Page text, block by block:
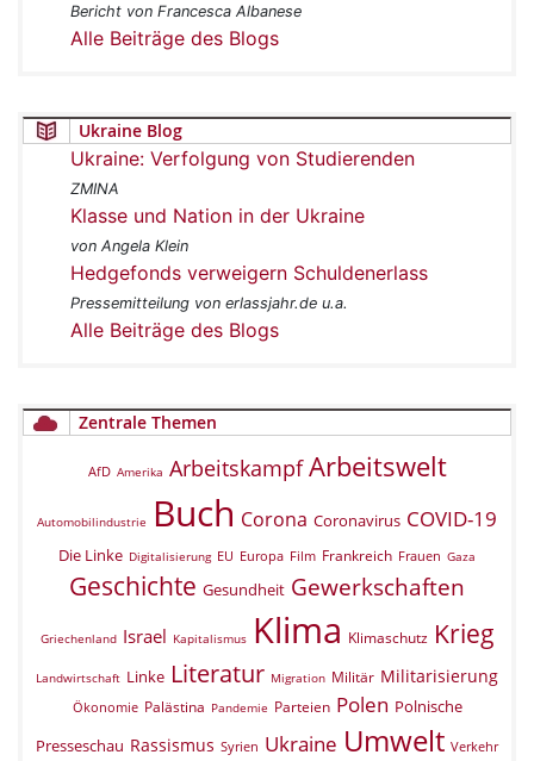
Bericht von Francesca Albanese
Alle Beiträge des Blogs
Ukraine Blog
Ukraine: Verfolgung von Studierenden
ZMINA
Klasse und Nation in der Ukraine
von Angela Klein
Hedgefonds verweigern Schuldenerlass
Pressemitteilung von erlassjahr.de u.a.
Alle Beiträge des Blogs
Zentrale Themen
AfD Amerika Arbeitskampf Arbeitswelt
Automobilindustrie Buch Corona Coronavirus COVID-19
Die Linke Digitalisierung EU Europa Film Frankreich Frauen Gaza
Geschichte Gesundheit Gewerkschaften
Griechenland Israel Kapitalismus Klima Klimaschutz Krieg
Landwirtschaft Linke Literatur Migration Militär Militarisierung
Ökonomie Palästina Pandemie Parteien Polen Polnische
Presseschau Rassismus Syrien Ukraine Umwelt Verkehr